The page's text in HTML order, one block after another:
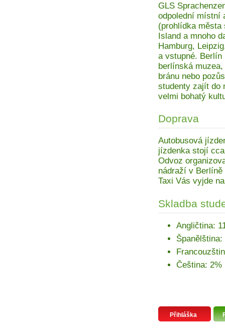
GLS
odpolední místní
(prohlídka města
Island a mnoho
Hamburg,
a vstupné. Berlín
berlínská
bránu nebo
studenty zajít do
velmi bohatý
Doprava
Autobusová
jízdenka stojí
Odvoz
nádraží v
Taxi Vás vyjde
Skladba
Angličtina:
Španělština:
Čeština: 2%
Přihláška